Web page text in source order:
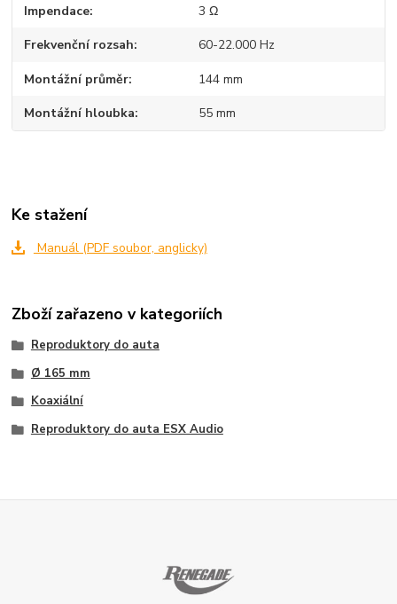
Impendace 3 Ω
Frekvenční rozsah 60-22.000 Hz
Montážní průměr 144 mm
Montážní hloubka 55 mm
Ke stažení
Manuál (PDF soubor, anglicky)
Zboží zařazeno v kategoriích
Reproduktory do auta
Ø 165 mm
Koaxiální
Reproduktory do auta ESX Audio